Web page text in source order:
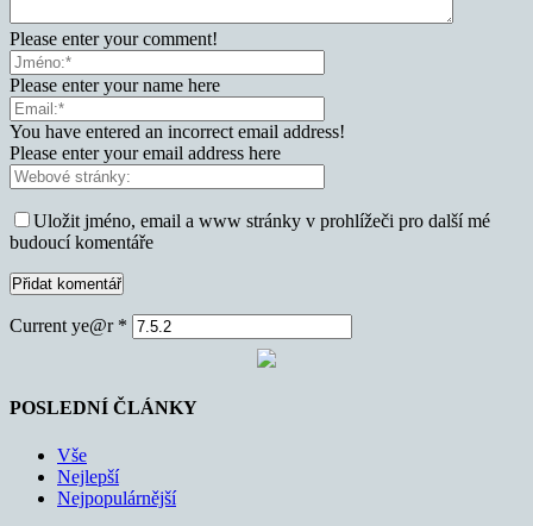
Please enter your comment!
Please enter your name here
You have entered an incorrect email address!
Please enter your email address here
Uložit jméno, email a www stránky v prohlížeči pro další mé
budoucí komentáře
Current ye@r *
POSLEDNÍ ČLÁNKY
Vše
Nejlepší
Nejpopulárnější